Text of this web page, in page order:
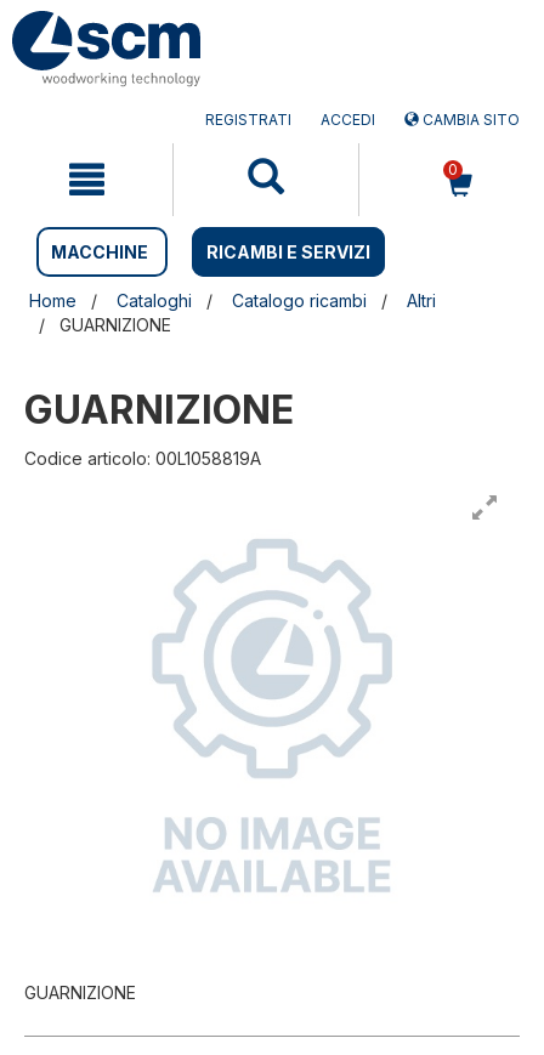
Salta
contenuto
Salta
menu
REGISTRATI ACCEDI CAMBIA SITO
0
MACCHINE RICAMBI E SERVIZI
Home Cataloghi Catalogo ricambi
Altri
GUARNIZIONE
GUARNIZIONE
Codice articolo: 00L1058819A
GUARNIZIONE